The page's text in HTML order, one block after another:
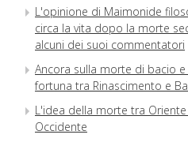
L'opinione di Maimonide
circa la vita dopo la morte
alcuni dei suoi commentatori
Ancora sulla morte di bacio e
fortuna tra Rinascimento e
L'idea della morte tra Oriente
Occidente